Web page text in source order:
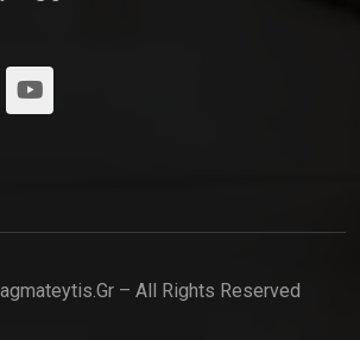
– All Rights Reserved